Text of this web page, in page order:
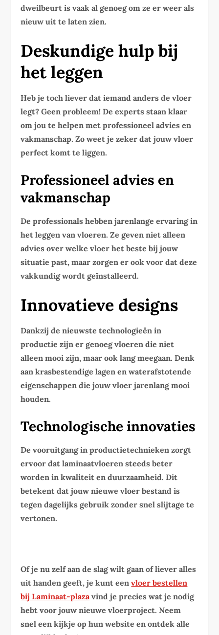
dweilbeurt is vaak al genoeg om ze er weer als
nieuw uit te laten zien.
Deskundige hulp bij
het leggen
Heb je toch liever dat iemand anders de vloer
legt? Geen probleem! De experts staan klaar
om jou te helpen met professioneel advies en
vakmanschap. Zo weet je zeker dat jouw vloer
perfect komt te liggen.
Professioneel advies en
vakmanschap
De professionals hebben jarenlange ervaring in
het leggen van vloeren. Ze geven niet alleen
advies over welke vloer het beste bij jouw
situatie past, maar zorgen er ook voor dat deze
vakkundig wordt geïnstalleerd.
Innovatieve designs
Dankzij de nieuwste technologieën in
productie zijn er genoeg vloeren die niet
alleen mooi zijn, maar ook lang meegaan. Denk
aan krasbestendige lagen en waterafstotende
eigenschappen die jouw vloer jarenlang mooi
houden.
Technologische innovaties
De vooruitgang in productietechnieken zorgt
ervoor dat laminaatvloeren steeds beter
worden in kwaliteit en duurzaamheid. Dit
betekent dat jouw nieuwe vloer bestand is
tegen dagelijks gebruik zonder snel slijtage te
vertonen.
Of je nu zelf aan de slag wilt gaan of liever alles
uit handen geeft, je kunt eenvloer bestellen
bij Laminaat-plazavind je precies wat je nodig
hebt voor jouw nieuwe vloerproject. Neem
snel een kijkje op hun website en ontdek alle